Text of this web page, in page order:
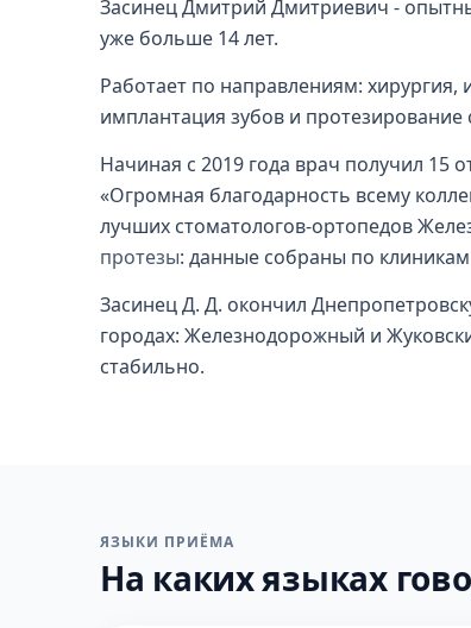
Засинец Дмитрий Дмитриевич -
уже больше 14 лет.
Работает по направлениям: хирургия,
имплантация зубов и протезирование
Начиная с 2019 года врач получил 15
«Огромная благодарность всему
лучших стоматологов-ортопедов
протезы: данные собраны по
Засинец Д. Д. окончил
городах: Железнодорожный и
стабильно.
ЯЗЫКИ ПРИЁМА
На каких языках